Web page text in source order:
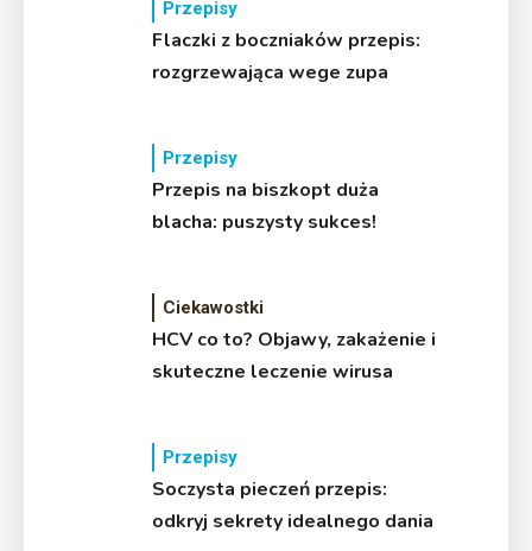
Przepisy
Flaczki z boczniaków przepis:
rozgrzewająca wege zupa
Przepisy
Przepis na biszkopt duża
blacha: puszysty sukces!
Ciekawostki
HCV co to? Objawy, zakażenie i
skuteczne leczenie wirusa
Przepisy
Soczysta pieczeń przepis:
odkryj sekrety idealnego dania